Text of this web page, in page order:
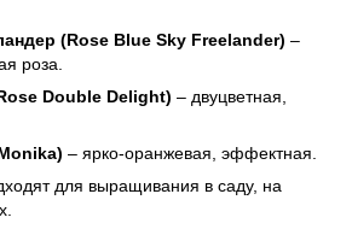
(Rose Blue Sky Freelander) –
роза.
Double Delight) – двуцветная,
– ярко-оранжевая, эффектная.
для выращивания в саду, на